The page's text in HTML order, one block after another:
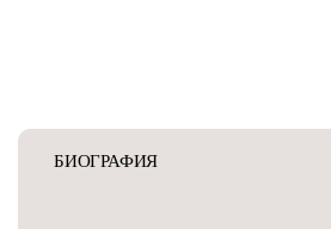
БИОГРАФИЯ